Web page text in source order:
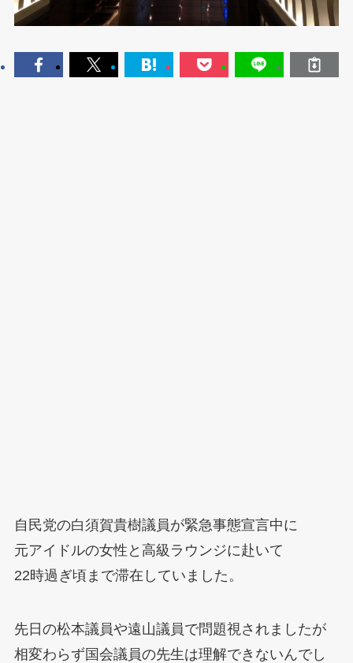
自民党の白須賀貴樹議員が緊急事態宣言中に
元アイドルの女性と高級ラウンジに赴いて
22時過ぎ頃まで滞在していました。
先日の松本議員や遠山議員で問題視されましたが
相変わらず国会議員の先生は理解できないんでし